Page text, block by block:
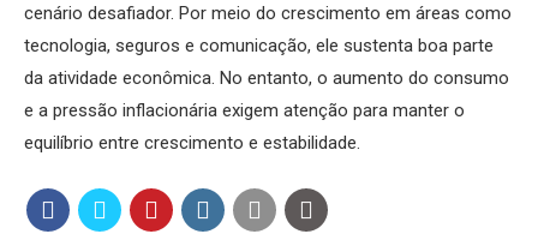
cenário desafiador. Por meio do crescimento em áreas como
tecnologia, seguros e comunicação, ele sustenta boa parte
da atividade econômica. No entanto, o aumento do consumo
e a pressão inflacionária exigem atenção para manter o
equilíbrio entre crescimento e estabilidade.